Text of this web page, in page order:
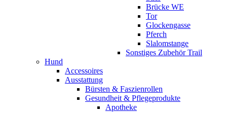
Brücke WE
Tor
Glockengasse
Pferch
Slalomstange
Sonstiges Zubehör Trail
Hund
Accessoires
Ausstattung
Bürsten & Faszienrollen
Gesundheit & Pflegeprodukte
Apotheke